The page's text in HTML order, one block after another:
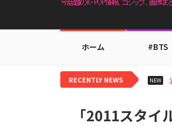
ホーム #BTS
RECENTLY NEWS NEW
「2011スタイ